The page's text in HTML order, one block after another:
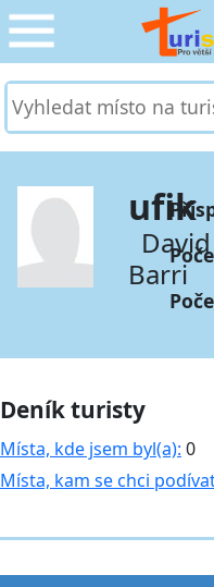
CESTOVÁNÍ
SLUŽBY & DOPRAVA
PRO TURISTY ›
MOJE TURISTIKA ›
ufik
David
Barri
Deník turisty
Místa, kde jsem byl(a): 0
Místa, kam se chci